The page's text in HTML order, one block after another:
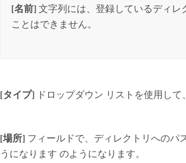
[名前]文字列には、登録しているディレ
ことはできません。
[タイプ] ドロップダウン リストを使用し
[場所] フィールドで、ディレクトリへのパ
うになります のようになります。